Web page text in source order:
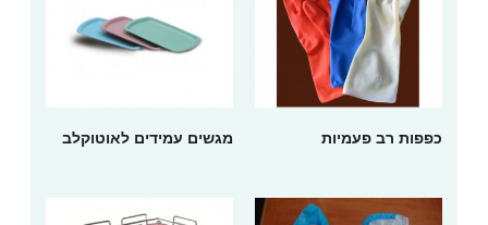
כפפות רב פעמיות מגשים עמידים לאוטוקלב